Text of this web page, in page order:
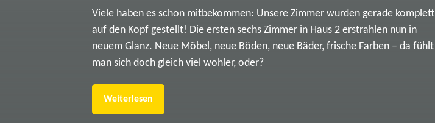
Viele haben es schon mitbekommen: Unsere Zimmer wurden gerade komplett
auf den Kopf gestellt! Die ersten sechs Zimmer in Haus 2 erstrahlen nun in
neuem Glanz. Neue Möbel, neue Böden, neue Bäder, frische Farben – da fühlt
man sich doch gleich viel wohler, oder?
Weiterlesen